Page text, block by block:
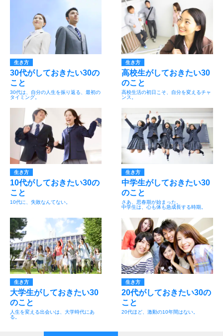
生き方
30代がしておきたい30の
こと
30代は、自分の人生を振り返る、最初の
タイミング。
生き方
高校生がしておきたい30
のこと
高校生活の初日こそ、自分を変えるチャ
ンス。
生き方
10代がしておきたい30の
こと
10代に、失敗なんてない。
生き方
中学生がしておきたい30
のこと
さあ、思春期が始まった。
中学生は、心も体も急成長する時期。
生き方
大学生がしておきたい30
のこと
人生を変える出会いは、大学時代にあ
る。
生き方
20代がしておきたい30の
こと
20代ほど、激動の10年間はない。